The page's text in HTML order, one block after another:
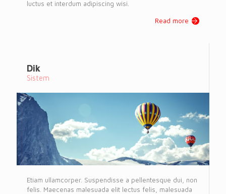
luctus et interdum adipiscing wisi.
Read more
Dik
Sistem
Etiam ullamcorper. Suspendisse a pellentesque dui, non
felis. Maecenas malesuada elit lectus felis, malesuada